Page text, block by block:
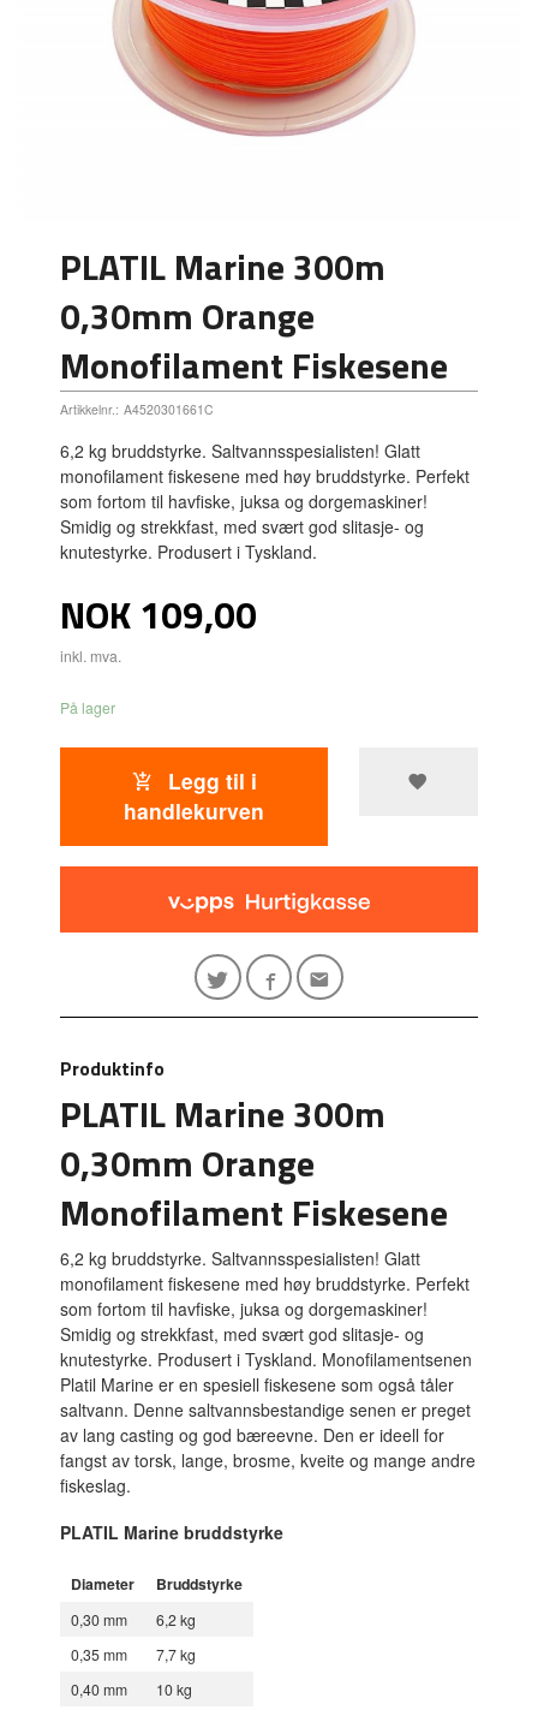
PLATIL Marine 300m
0,30mm Orange
Monofilament Fiskesene
Artikkelnr.: A4520301661C
6,2 kg bruddstyrke. Saltvannsspesialisten! Glatt
monofilament fiskesene med høy bruddstyrke. Perfekt
som fortom til havfiske, juksa og dorgemaskiner!
Smidig og strekkfast, med svært god slitasje- og
knutestyrke. Produsert i Tyskland.
Pris
NOK109,00
inkl. mva.
På lager
Legg til i
handlekurven
Produktinfo
PLATIL Marine 300m
0,30mm Orange
Monofilament Fiskesene
6,2 kg bruddstyrke. Saltvannsspesialisten! Glatt
monofilament fiskesene med høy bruddstyrke. Perfekt
som fortom til havfiske, juksa og dorgemaskiner!
Smidig og strekkfast, med svært god slitasje- og
knutestyrke. Produsert i Tyskland. Monofilamentsenen
Platil Marine er en spesiell fiskesene som også tåler
saltvann. Denne saltvannsbestandige senen er preget
av lang casting og god bæreevne. Den er ideell for
fangst av torsk, lange, brosme, kveite og mange andre
fiskeslag.
PLATIL Marine bruddstyrke
Diameter Bruddstyrke
0,30 mm
6,2 kg
0,35 mm
7,7 kg
0,40 mm
10 kg